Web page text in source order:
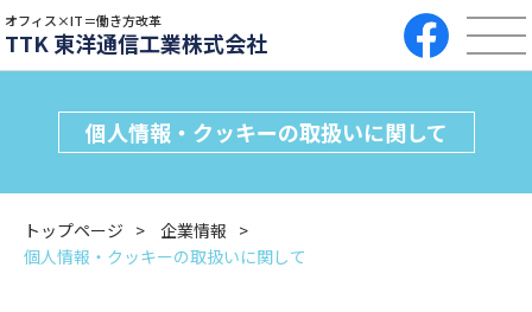
オフィス×IT＝働き方改革
TTK 東洋通信工業株式会社
個人情報・クッキーの取扱いに関して
トップページ
企業情報
個人情報・クッキーの取扱いに関して